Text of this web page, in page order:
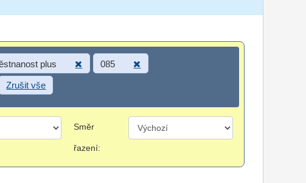
plus 085
Zrušit vše
Směr
řazení: